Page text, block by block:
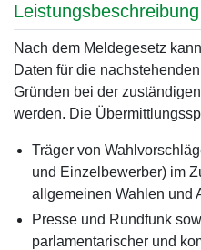
Leistungsbeschreibung
Nach dem Meldegesetz
Daten für die
Gründen bei der
werden. Die
Träger von
und Einzelbewerber) im
allgemeinen Wahlen und
Presse und Rundfunk
parlamentarischer und